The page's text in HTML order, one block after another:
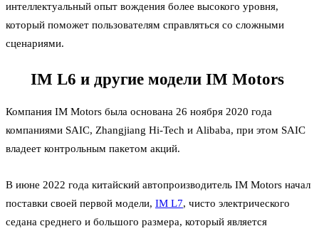
интеллектуальный опыт вождения более высокого уровня,
который поможет пользователям справляться со сложными
сценариями.
IM L6 и другие модели IM Motors
Компания IM Motors была основана 26 ноября 2020 года
компаниями SAIC, Zhangjiang Hi-Tech и Alibaba, при этом SAIC
владеет контрольным пакетом акций.
В июне 2022 года китайский автопроизводитель IM Motors начал
поставки своей первой модели, IM L7, чисто электрического
седана среднего и большого размера, который является